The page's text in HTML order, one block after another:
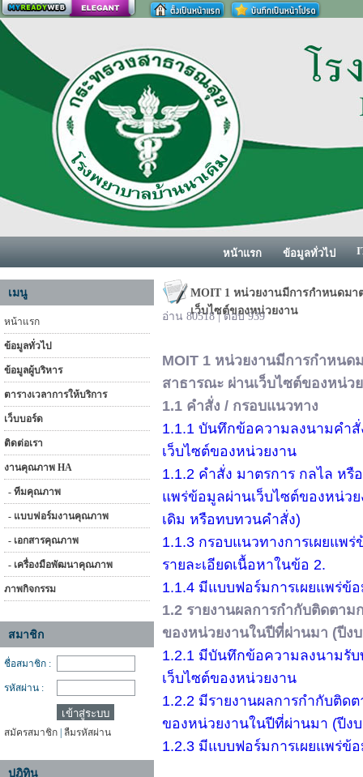
สร้างเว็บ
หน้าแรก ข้อมูลทั่วไป
เมนู
หน้าแรก
ข้อมูลทั่วไป
ข้อมูลผู้บริหาร
ตารางเวลาการให้บริการ
เว็บบอร์ด
ติดต่อเรา
งานคุณภาพ HA
- ทีมคุณภาพ
- แบบฟอร์มงานคุณภาพ
- เอกสารคุณภาพ
- เครื่องมือพัฒนาคุณภาพ
ภาพกิจกรรม
สมาชิก
ชื่อสมาชิก :
รหัสผ่าน :
สมัครสมาชิก ลืมรหัสผ่าน
ปฎิทิน
MOIT 1 หน่วยงานมีการกำหนดม
เว็บไซต์ของหน่วยงาน
อ่าน 80518 | ตอบ 939
MOIT 1 หน่วยงานมีการกำหนด
สาธารณะ ผ่านเว็บไซต์ของหน่ว
1.1 คำสั่ง / กรอบแนวทาง
1.1.1 บันทึกข้อความลงนามคำ
เว็บไซต์ของหน่วยงาน
1.1.2 คำสั่ง มาตรการ กลไล หรื
แพร่ข้อมูลผ่านเว็บไซต์ของหน่ว
เดิม หรือทบทวนคำสั่ง)
1.1.3 กรอบแนวทางการเผยแพ
รายละเอียดเนื้อหาในข้อ 2.
1.1.4 มีแบบฟอร์มการเผยแพร่ข้
1.2 รายงานผลการกำกับติดตา
ของหน่วยงานในปีที่ผ่านมา (ปีง
1.2.1 มีบันทึกข้อความลงนามรั
เว็บไซต์ของหน่วยงาน
1.2.2 มีรายงานผลการกำกับติด
ของหน่วยงานในปีที่ผ่านมา (ปีง
1.2.3 มีแบบฟอร์มการเผยแพร่ข้